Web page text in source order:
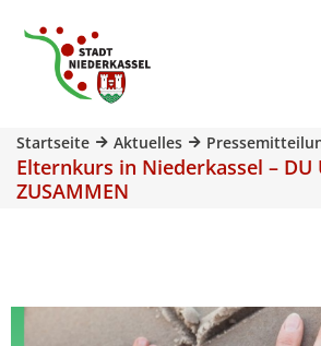
Startseite Aktuelles
Elternkurs in Niederkassel – DU
ZUSAMMEN